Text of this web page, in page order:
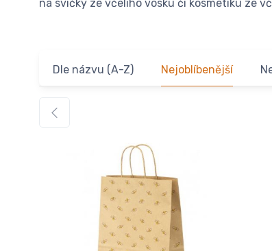
na svíčky ze včelího vosku či kosmetiku ze
Dle názvu (A-Z) Nejoblíbenější